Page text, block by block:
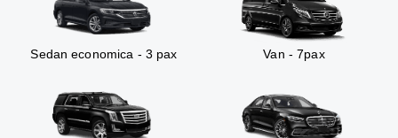
Sedan economica - 3 pax Van - 7pax